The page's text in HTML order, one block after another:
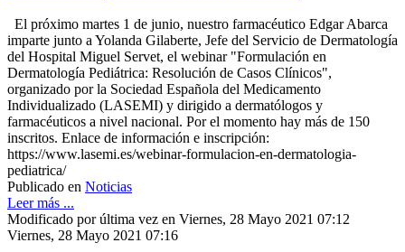
El próximo martes 1 de junio, nuestro farmacéutico Edgar Abarca
imparte junto a Yolanda Gilaberte, Jefe del Servicio de Dermatología
del Hospital Miguel Servet, el webinar "Formulación en
Dermatología Pediátrica: Resolución de Casos Clínicos",
organizado por la Sociedad Española del Medicamento
Individualizado (LASEMI) y dirigido a dermatólogos y
farmacéuticos a nivel nacional. Por el momento hay más de 150
inscritos. Enlace de información e inscripción:
https://www.lasemi.es/webinar-formulacion-en-dermatologia-
pediatrica/
Publicado en Noticias
Leer más ...
Modificado por última vez en Viernes, 28 Mayo 2021 07:12
Viernes, 28 Mayo 2021 07:16